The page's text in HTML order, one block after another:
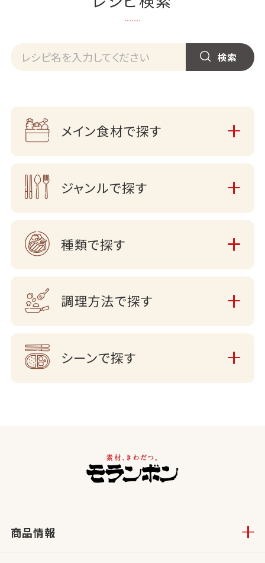
メイン食材で探す
ジャンルで探す
種類で探す
調理方法で探す
シーンで探す
商品情報